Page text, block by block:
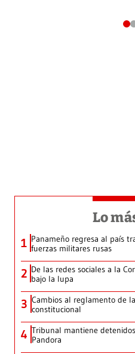
Lo
1 Panameño regresa al país
fuerzas militares rusas
2 De las redes sociales a la
bajo la lupa
3 Cambios al reglamento de
constitucional
4 Tribunal mantiene
Pandora